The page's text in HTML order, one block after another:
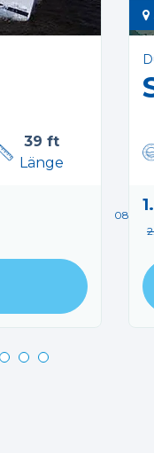
39 ft
Länge